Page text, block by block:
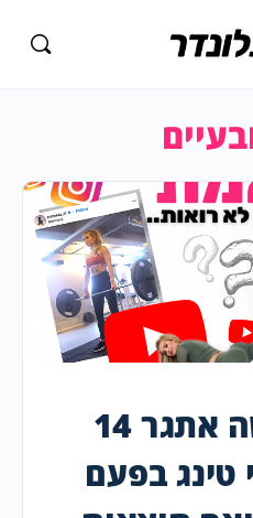
למה את עושה אתגר 14
טינג בפעם